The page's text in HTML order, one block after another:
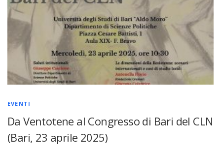
EVENTI
Da Ventotene al Congresso di Bari del CLN
(Bari, 23 aprile 2025)